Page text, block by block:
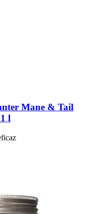
Mane & Tail
l